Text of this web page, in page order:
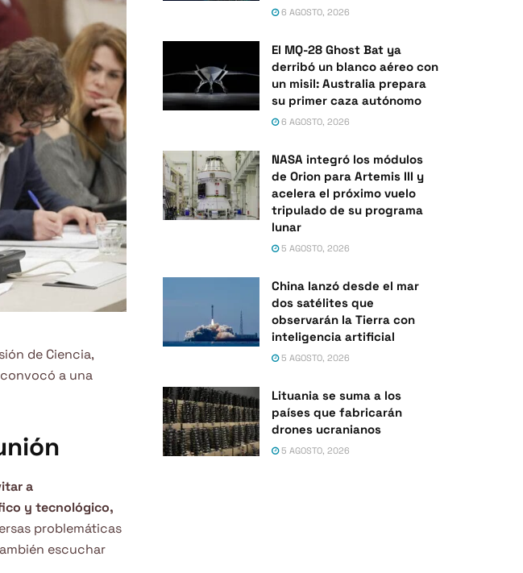
de Ciencia,
a una
a
y tecnológico,
problemáticas
escuchar
6 AGOSTO, 2026
El MQ-28 Ghost Bat ya
derribó un blanco aéreo con
un misil: Australia prepara
su primer caza autónomo
6 AGOSTO, 2026
NASA integró los módulos
de Orion para Artemis III y
acelera el próximo vuelo
tripulado de su programa
lunar
5 AGOSTO, 2026
China lanzó desde el mar
dos satélites que
observarán la Tierra con
inteligencia artificial
5 AGOSTO, 2026
Lituania se suma a los
países que fabricarán
drones ucranianos
5 AGOSTO, 2026